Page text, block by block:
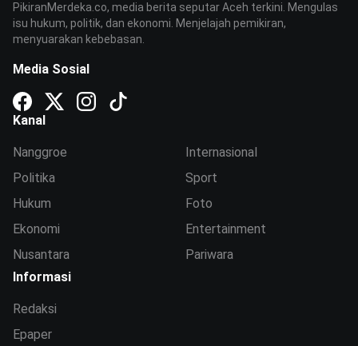
PikiranMerdeka.co, media berita seputar Aceh terkini. Mengulas
isu hukum, politik, dan ekonomi. Menjelajah pemikiran,
menyuarakan kebebasan.
Media Sosial
Kanal
Nanggroe
Politika
Hukum
Ekonomi
Nusantara
Internasional
Sport
Foto
Entertainment
Pariwara
Informasi
Redaksi
Epaper